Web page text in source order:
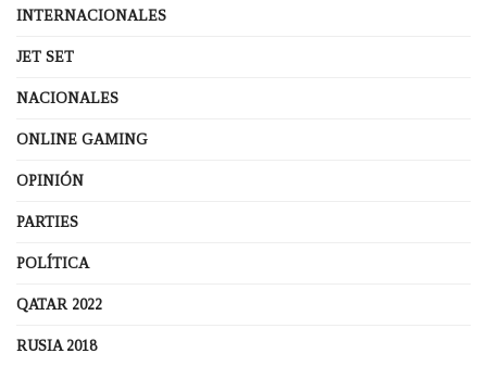
INTERNACIONALES
JET SET
NACIONALES
ONLINE GAMING
OPINIÓN
PARTIES
POLÍTICA
QATAR 2022
RUSIA 2018